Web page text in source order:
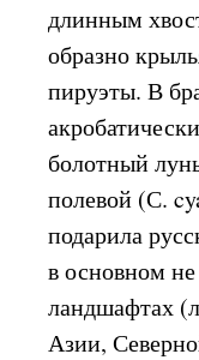
длинным
образно
пируэты. В
болотный
полевой (С.
подарила
в основном
ландшафтах
Азии,